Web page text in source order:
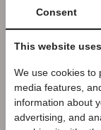
- KIA
afschrijving
- Overige
-Tanken op
- Onderhoud
Vooraf is het
Speciale
Benieuwd naar
Consent
This website
We use cookies to
media features,
information about
advertising, and